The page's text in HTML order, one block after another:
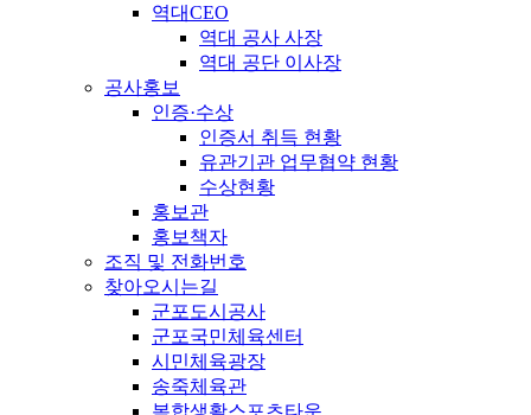
역대CEO
역대 공사 사장
역대 공단 이사장
공사홍보
인증·수상
인증서 취득 현황
유관기관 업무협약 현황
수상현황
홍보관
홍보책자
조직 및 전화번호
찾아오시는길
군포도시공사
군포국민체육센터
시민체육광장
송죽체육관
복합생활스포츠타운